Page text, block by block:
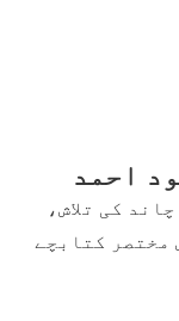
احمد
کی تلاش،
مختصر کتابچے